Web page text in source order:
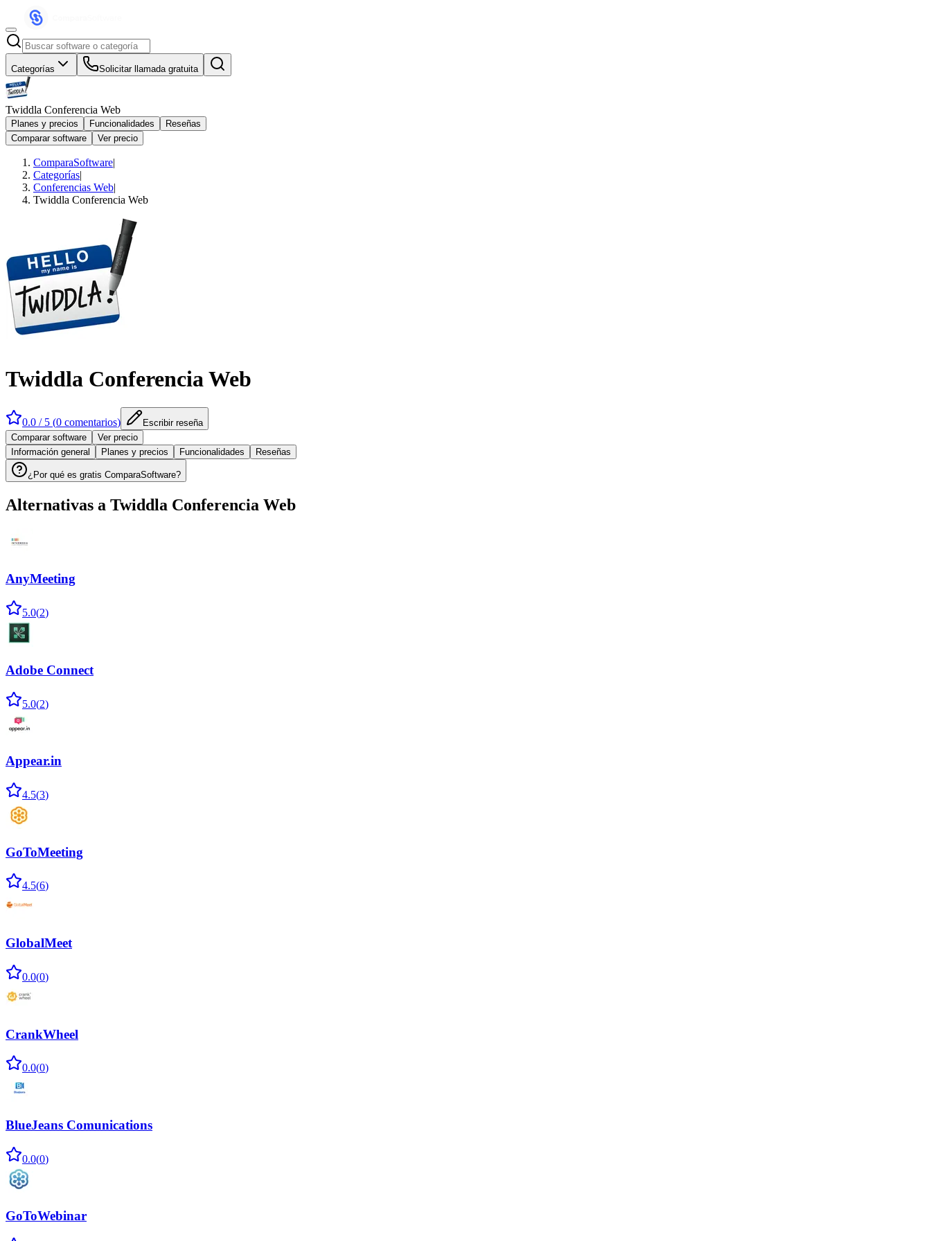
Categorías Solicitar llamada gratuita
Twiddla Conferencia Web
Planes y precios Funcionalidades
Reseñas
Comparar software
Ver precio
ComparaSoftware|
Categorías|
Conferencias Web|
Twiddla Conferencia Web
Twiddla Conferencia Web
0.0 / 5 (0 comentarios)
Escribir reseña
Comparar software
Ver precio
Información general
Planes y precios Funcionalidades Reseñas
¿Por qué es gratis ComparaSoftware?
Alternativas a Twiddla Conferencia Web
AnyMeeting
5.0(2)
Adobe Connect
5.0(2)
Appear.in
4.5(3)
GoToMeeting
4.5(6)
GlobalMeet
0.0(0)
CrankWheel
0.0(0)
BlueJeans Comunications
0.0(0)
GoToWebinar